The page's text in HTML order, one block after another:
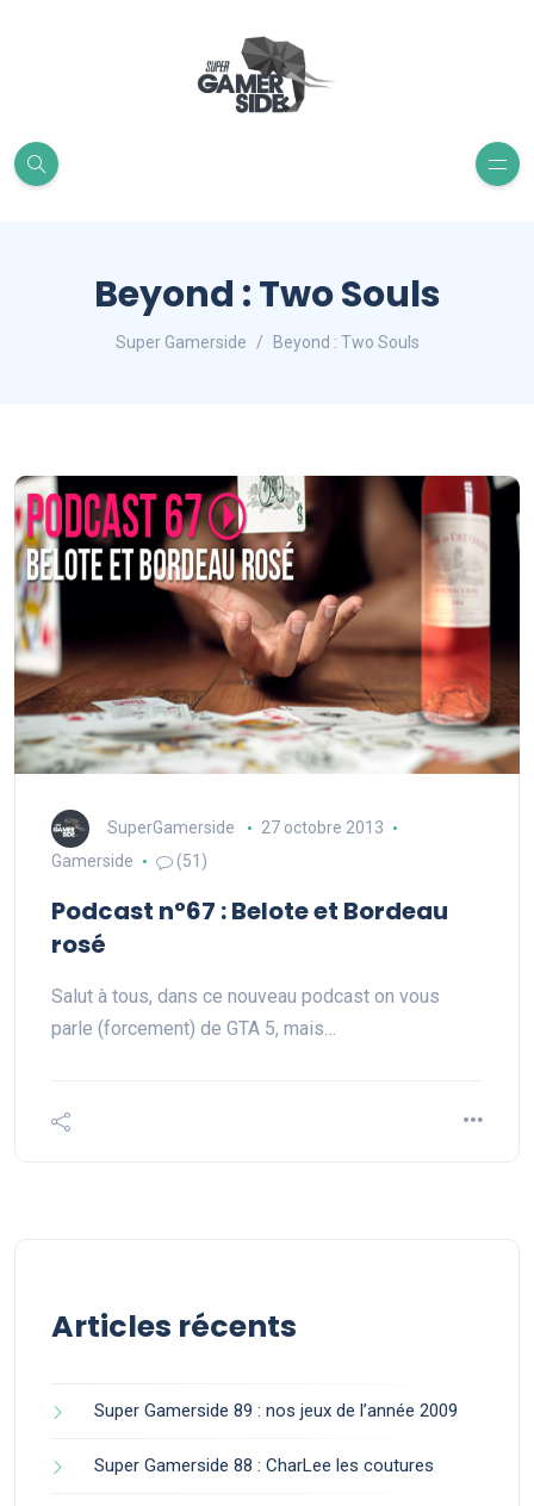
Beyond : Two Souls
Super Gamerside Beyond : Two Souls
SuperGamerside
27 octobre 2013
Gamerside
(51)
Podcast n°67 : Belote et Bordeau
rosé
Salut à tous, dans ce nouveau podcast on vous
parle (forcement) de GTA 5, mais…
Articles récents
Super Gamerside 89 : nos jeux de l’année 2009
Super Gamerside 88 : CharLee les coutures